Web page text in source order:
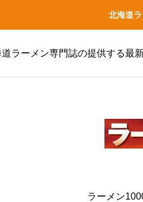
北海道
ラーメン専門誌の提供する最
ラーメン